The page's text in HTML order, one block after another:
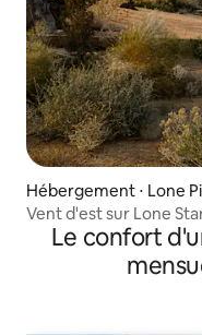
Hébergement ⋅ Lone
Vent d'est sur Lone
Le confort